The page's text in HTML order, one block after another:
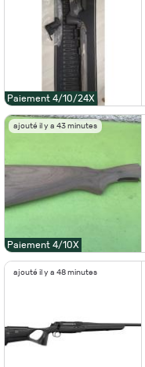
Paiement 4/10/24X
ajouté il y a 43 minutes
Paiement 4/10X
ajouté il y a 48 minutes